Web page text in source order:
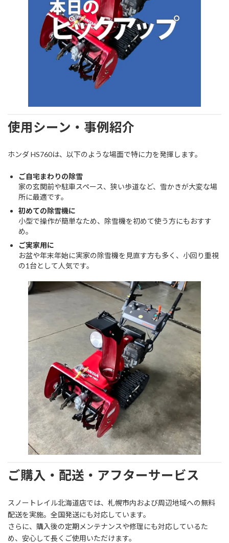
使用シーン・事例紹介
ホンダ HS760は、以下のような場面で特に力を発揮します。
ご自宅まわりの除雪
家の玄関前や駐車スペース、狭い歩道など、雪かきが大変な場
所に最適です。
初めての除雪機に
小型で操作が簡単なため、除雪機を初めて使う方にもおすす
め。
ご実家用に
お盆や年末年始に実家の除雪機を見直す方も多く、小回り重視
の1台として人気です。
ご購入・配送・アフターサービス
スノートレイル北海道店では、札幌市内および周辺地域への無料
配送を実施。全国発送にも対応しています。
さらに、購入後の定期メンテナンスや修理にも対応しているた
め、安心して長くご使用いただけます。